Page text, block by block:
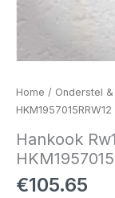
Home / Onderstel
HKM1957015RRW12
Hankook
€105.65